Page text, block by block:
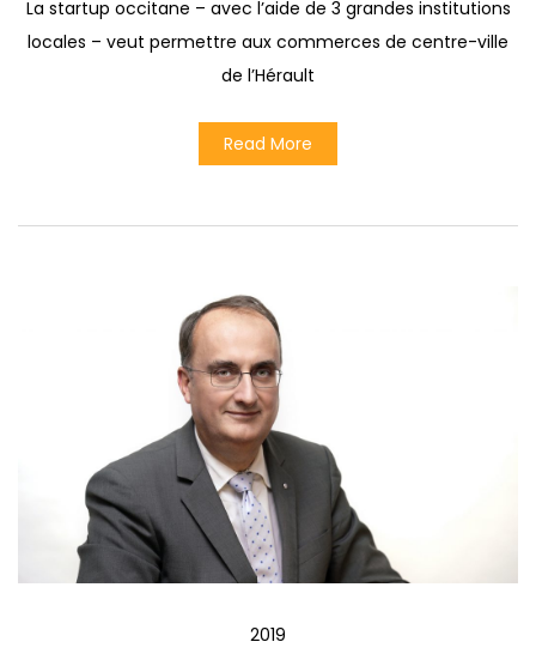
La startup occitane – avec l’aide de 3 grandes institutions
locales – veut permettre aux commerces de centre-ville
de l’Hérault
Read More
2019